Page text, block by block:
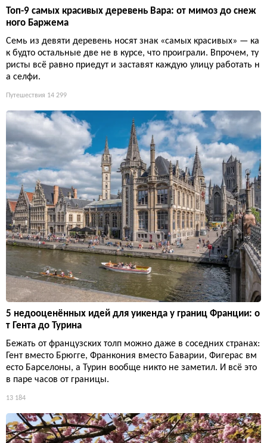
Топ-9 самых красивых деревень Вара: от мимоз до снеж
ного Баржема
Семь из девяти деревень носят знак «самых красивых» — ка
к будто остальные две не в курсе, что проиграли. Впрочем, ту
ристы всё равно приедут и заставят каждую улицу работать н
а селфи.
Путешествия 14 299
5 недооценённых идей для уикенда у границ Франции: о
т Гента до Турина
Бежать от французских толп можно даже в соседних странах:
Гент вместо Брюгге, Франкония вместо Баварии, Фигерас вм
есто Барселоны, а Турин вообще никто не заметил. И всё это
в паре часов от границы.
13 184